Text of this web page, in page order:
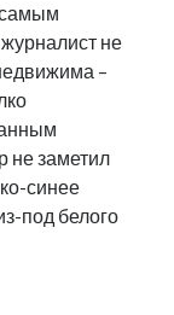
самым
не
–
не заметил
синее
под белого